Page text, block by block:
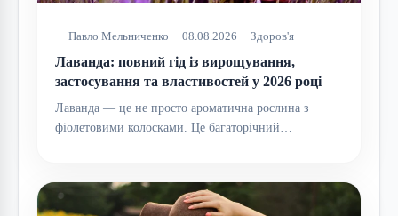
Павло Мельниченко 08.08.2026 Здоров'я
Лаванда: повний гід із вирощування,
застосування та властивостей у 2026 році
Лаванда — це не просто ароматична рослина з
фіолетовими колосками. Це багаторічний…